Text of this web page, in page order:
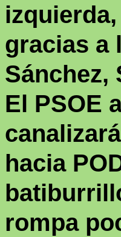
gracias a
Sánchez,
El PSOE
hacia
rompa